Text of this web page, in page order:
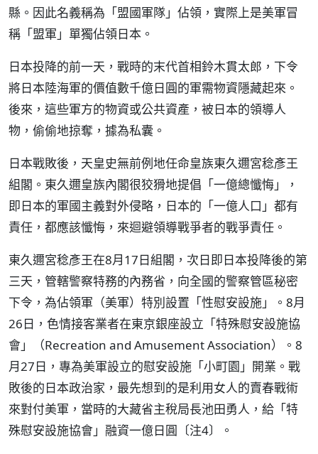
縣。因此名義稱為「盟國軍隊」佔領，實際上是美軍冒
稱「盟軍」單獨佔領日本。
日本投降的前一天，戰時的末代首相鈴木貫太郎，下令
將日本陸海軍的價值數千億日圓的軍需物資隱藏起來。
後來，這些軍方的物資或公共資產，被日本的領導人
物，偷偷地掠奪，據為私囊。
日本戰敗後，天皇史無前例地任命皇族東久邇宮稔彥王
組閣。東久邇皇族內閣很狡猾地提倡「一億總懺悔」，
即日本的軍國主義對外侵略，日本的「一億人口」都有
責任，都應該懺悔，來迴避領導戰爭者的戰爭責任。
東久邇宮稔彥王在8月17日組閣，次日即日本投降後的第
三天，管轄警察特務的內務省，向全國的警察管區秘密
下令，為佔領軍（美軍）特別設置「性慰安設施」。8月
26日，色情接客業者在東京銀座設立「特殊慰安設施協
會」（Recreation and Amusement Association）。8
月27日，專為美軍設立的慰安設施「小町園」開業。戰
敗後的日本政治家，最先想到的是利用女人的賣春戰術
來對付美軍，當時的大藏省主稅局長池田勇人，給「特
殊慰安設施協會」融資一億日圓〔注4〕。